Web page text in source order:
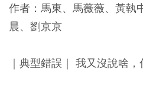
作者：馬東、馬薇薇、黃執
晨、劉京京
｜典型錯誤｜ 我又沒說啥，